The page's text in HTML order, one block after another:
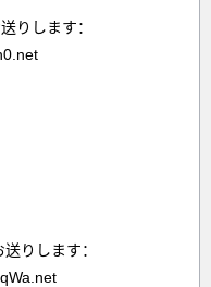
りします：
りします：